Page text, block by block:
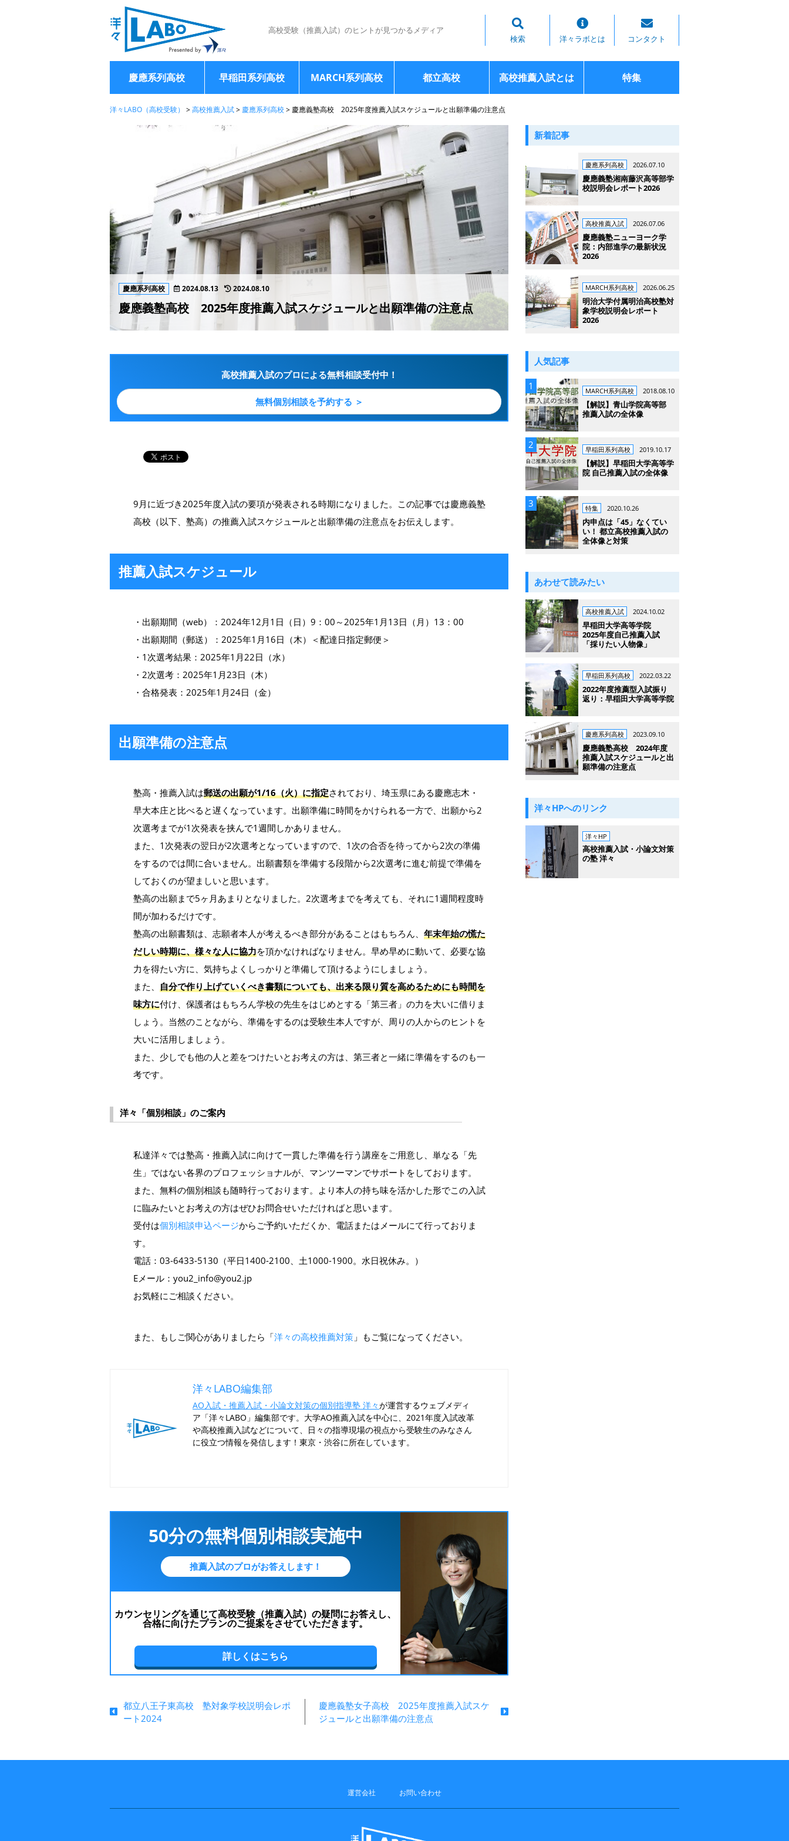
高校受験（推薦入試）のヒントが見つかるメディア
検索
洋々ラボとは コンタクト
慶應系列高校 早稲田系列高校 MARCH系列高校 都立高校 高校推薦入試とは 特集
洋々LABO（高校受験） >高校推薦入試> 慶應系列高校> 慶應義塾高校 2025年度推薦入試スケジュールと出願準備の注意点
慶應系列高校 2024.08.13 2024.08.10
慶應義塾高校 2025年度推薦入試スケジュールと出願準備の注意点
高校推薦入試のプロによる無料相談受付中！
無料個別相談を予約する ＞
9月に近づき2025年度入試の要項が発表される時期になりました。この記事では慶應義塾
高校（以下、塾高）の推薦入試スケジュールと出願準備の注意点をお伝えします。
推薦入試スケジュール
・出願期間（web）：2024年12月1日（日）9：00～2025年1月13日（月）13：00
・出願期間（郵送）：2025年1月16日（木）＜配達日指定郵便＞
・1次選考結果：2025年1月22日（水）
・2次選考：2025年1月23日（木）
・合格発表：2025年1月24日（金）
出願準備の注意点
塾高・推薦入試は郵送の出願が1/16（火）に指定されており、埼玉県にある慶應志木・
早大本庄と比べると遅くなっています。出願準備に時間をかけられる一方で、出願から2
次選考までが1次発表を挟んで1週間しかありません。
また、1次発表の翌日が2次選考となっていますので、1次の合否を待ってから2次の準備
をするのでは間に合いません。出願書類を準備する段階から2次選考に進む前提で準備を
しておくのが望ましいと思います。
塾高の出願まで5ヶ月あまりとなりました。2次選考までを考えても、それに1週間程度時
間が加わるだけです。
塾高の出願書類は、志願者本人が考えるべき部分があることはもちろん、 年末年始の慌た
だしい時期に、様々な人に協力を頂かなければなりません。早め早めに動いて、必要な協
力を得たい方に、気持ちよくしっかりと準備して頂けるようにしましょう。
また、
自分で作り上げていくべき書類についても、出来る限り質を高めるためにも時間を
味方に付け、保護者はもちろん学校の先生をはじめとする「第三者」の力を大いに借りま
しょう。当然のことながら、準備をするのは受験生本人ですが、周りの人からのヒントを
大いに活用しましょう。
また、少しでも他の人と差をつけたいとお考えの方は、第三者と一緒に準備をするのも一
考です。
洋々「個別相談」のご案内
私達洋々では塾高・推薦入試に向けて一貫した準備を行う講座をご用意し、単なる「先
生」ではない各界のプロフェッショナルが、マンツーマンでサポートをしております。
また、無料の個別相談も随時行っております。より本人の持ち味を活かした形でこの入試
に臨みたいとお考えの方はぜひお問合せいただければと思います。
受付は個別相談申込ページからご予約いただくか、電話またはメールにて行っておりま
す。
電話：03-6433-5130（平日1400-2100、土1000-1900。水日祝休み。）
Eメール：you2_info@you2.jp
お気軽にご相談ください。
また、もしご関心がありましたら「洋々の高校推薦対策」もご覧になってください。
洋々LABO編集部
AO入試・推薦入試・小論文対策の個別指導塾 洋々が運営するウェブメディ
ア「洋々LABO」編集部です。大学AO推薦入試を中心に、2021年度入試改革
や高校推薦入試などについて、日々の指導現場の視点から受験生のみなさん
に役立つ情報を発信します！東京・渋谷に所在しています。
50分の無料個別相談実施中
推薦入試のプロがお答えします！
カウンセリングを通じて高校受験（推薦入試）の疑問にお答えし、
合格に向けたプランのご提案をさせていただきます。
詳しくはこちら
都立八王子東高校 塾対象学校説明会レポ
ート2024
慶應義塾女子高校 2025年度推薦入試スケ
ジュールと出願準備の注意点
新着記事
慶應系列高校 2026.07.10
慶應義塾湘南藤沢高等部学
校説明会レポート2026
高校推薦入試 2026.07.06
慶應義塾ニューヨーク学
院：内部進学の最新状況
2026
MARCH系列高校 2026.06.25
明治大学付属明治高校塾対
象学校説明会レポート
2026
人気記事
MARCH系列高校 2018.08.10
【解説】青山学院高等部
推薦入試の全体像
早稲田系列高校 2019.10.17
【解説】早稲田大学高等学
院 自己推薦入試の全体像
特集 2020.10.26
内申点は「45」なくてい
い！ 都立高校推薦入試の
全体像と対策
あわせて読みたい
高校推薦入試 2024.10.02
早稲田大学高等学院
2025年度自己推薦入試
「採りたい人物像」
早稲田系列高校 2022.03.22
2022年度推薦型入試振り
返り：早稲田大学高等学院
慶應系列高校 2023.09.10
慶應義塾高校 2024年度
推薦入試スケジュールと出
願準備の注意点
洋々HPへのリンク
洋々HP
高校推薦入試・小論文対策
の塾 洋々
運営会社 お問い合わせ